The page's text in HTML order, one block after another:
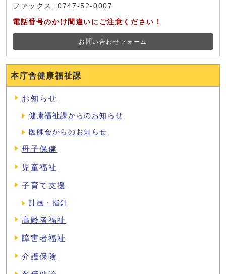
ファックス: 0747-52-0007
電話番号のかけ間違いにご注意ください！
お問い合わせフォーム
本庁舎健康福祉課
お知らせ
健康福祉課からのお知らせ
医師会からのお知らせ
母子保健
児童福祉
子育て支援
計画・指針
高齢者福祉
障害者福祉
介護保険